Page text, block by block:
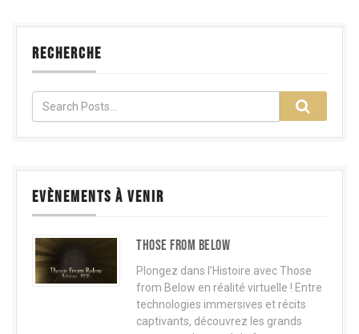
RECHERCHE
EVÈNEMENTS À VENIR
Those from below
Plongez dans l’Histoire avec Those
from Below en réalité virtuelle ! Entre
technologies immersives et récits
captivants, découvrez les grands